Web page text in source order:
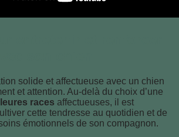
solide et affectueuse avec un chien
et attention. Au-delà du choix d’une
races affectueuses, il est
cette tendresse au quotidien et de
émotionnels de son compagnon.